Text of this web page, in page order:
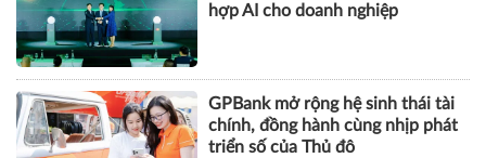
hợp AI cho doanh nghiệp
GPBank mở rộng hệ sinh thái tài
chính, đồng hành cùng nhịp phát
triển số của Thủ đô